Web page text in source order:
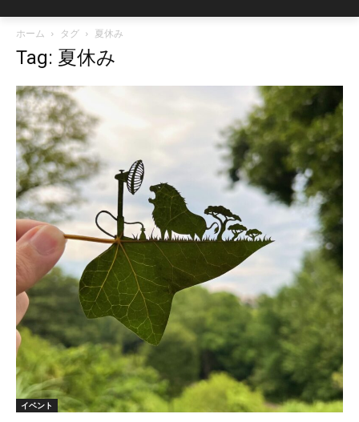
ホーム タグ 夏休み
Tag: 夏休み
イベント